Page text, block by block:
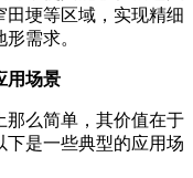
田埂等区域，实现精细
需求。
用场景
那么简单，其价值在于
是一些典型的应用场